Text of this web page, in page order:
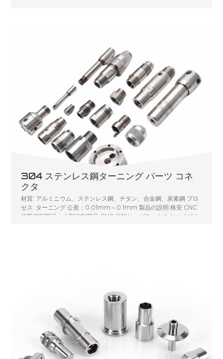
304 ステンレス鋼ターニング パーツ コネ
クタ
材質: アルミニウム、ステンレス鋼、チタン、合金鋼、炭素鋼 プロ
セス: ターニング 公差：0.01mm～0.1mm 製品の説明:格安 CNC
旋盤旋削部品、小型旋削部品 CNC 旋削サービス、カスタマイズさ